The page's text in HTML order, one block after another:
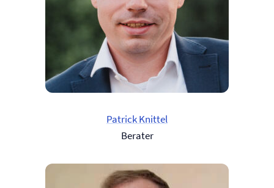
Patrick Knittel
Berater